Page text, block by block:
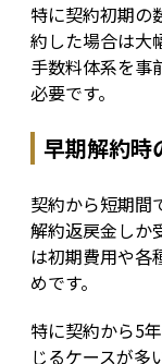
特に契約初期の
約した場合は大
手数料体系を事
必要です。
早期解約時
契約から短期間
解約返戻金しか
は初期費用や各
めです。
特に契約から5
じるケースが多